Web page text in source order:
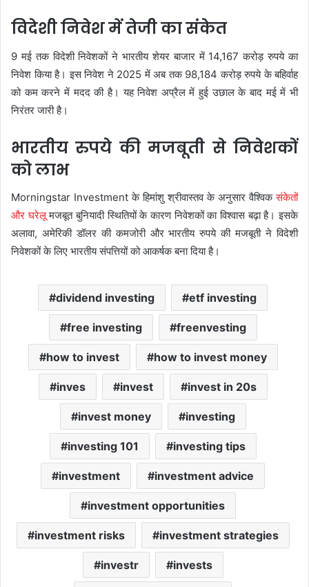
विदेशी निवेश में तेजी का संकेत
9 मई तक विदेशी निवेशकों ने भारतीय शेयर बाजार में 14,167 करोड़ रुपये का
निवेश किया है। इस निवेश ने 2025 में अब तक 98,184 करोड़ रुपये के बहिर्वाह
को कम करने में मदद की है। यह निवेश अप्रैल में हुई उछाल के बाद मई में भी
निरंतर जारी है।
भारतीय रुपये की मजबूती से निवेशकों
को लाभ
Morningstar Investment के हिमांशु श्रीवास्तव के अनुसार वैश्विकसंकेतों
और घरेलूमजबूत बुनियादी स्थितियों के कारण निवेशकों का विश्वास बढ़ा है। इसके
अलावा, अमेरिकी डॉलर की कमजोरी और भारतीय रुपये की मजबूती ने विदेशी
निवेशकों के लिए भारतीय संपत्तियों को आकर्षक बना दिया है।
dividend investing etf investing
free investing freenvesting
how to invest how to invest money
inves invest invest in 20s
invest money investing
investing 101 investing tips
investment investment advice
investment opportunities
investment risks investment strategies
investr invests